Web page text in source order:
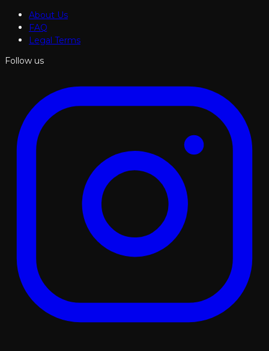
About Us
FAQ
Legal Terms
Follow us